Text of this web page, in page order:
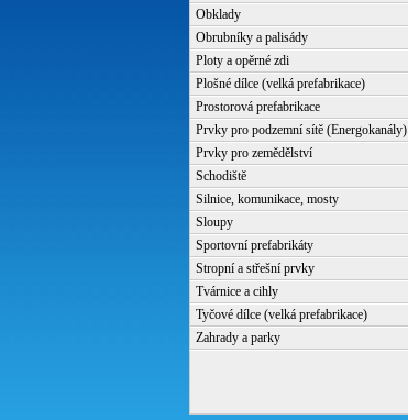
Obklady
Obrubníky a palisády
Ploty a opěrné zdi
Plošné dílce (velká prefabrikace)
Prostorová prefabrikace
Prvky pro podzemní sítě (Energokanály)
Prvky pro zemědělství
Schodiště
Silnice, komunikace, mosty
Sloupy
Sportovní prefabrikáty
Stropní a střešní prvky
Tvárnice a cihly
Tyčové dílce (velká prefabrikace)
Zahrady a parky